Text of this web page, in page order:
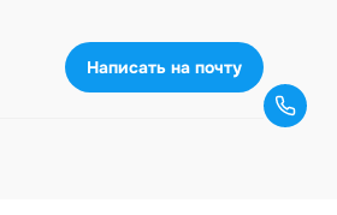
Написать на почту